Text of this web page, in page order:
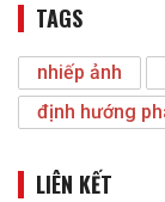
TAGS
nhiếp ảnh
định hướng
LIÊN KẾT